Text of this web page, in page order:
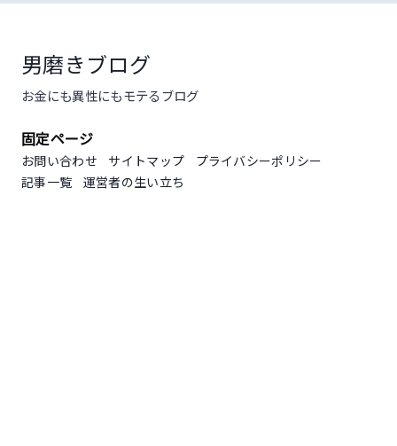
男磨きブログ
お金にも異性にもモテるブログ
固定ページ
お問い合わせ サイトマップ
プライバシーポリシー
記事一覧
運営者の生い立ち